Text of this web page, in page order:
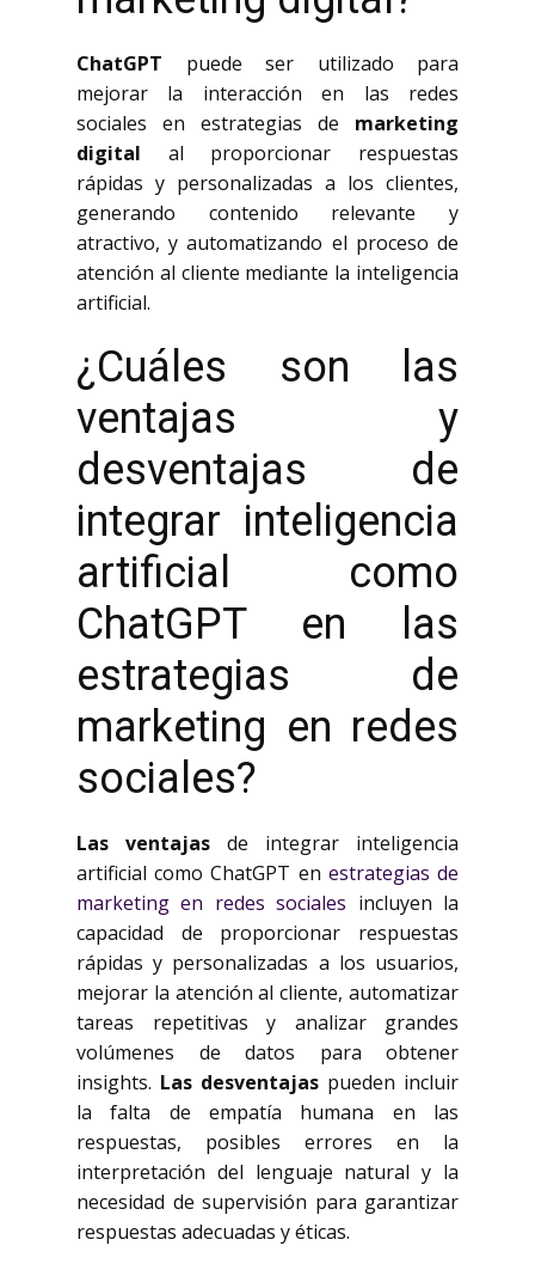
ChatGPT puede ser utilizado para
mejorar la interacción en las redes
sociales en estrategias de marketing
digital al proporcionar respuestas
rápidas y personalizadas a los clientes,
generando contenido relevante y
atractivo, y automatizando el proceso de
atención al cliente mediante la inteligencia
artificial.
¿Cuáles son las
ventajas y
desventajas de
integrar inteligencia
artificial como
ChatGPT en las
estrategias de
marketing en redes
sociales?
Las ventajas de integrar inteligencia
artificial como ChatGPT en estrategias de
marketing en redes sociales incluyen la
capacidad de proporcionar respuestas
rápidas y personalizadas a los usuarios,
mejorar la atención al cliente, automatizar
tareas repetitivas y analizar grandes
volúmenes de datos para obtener
insights. Las desventajas pueden incluir
la falta de empatía humana en las
respuestas, posibles errores en la
interpretación del lenguaje natural y la
necesidad de supervisión para garantizar
respuestas adecuadas y éticas.